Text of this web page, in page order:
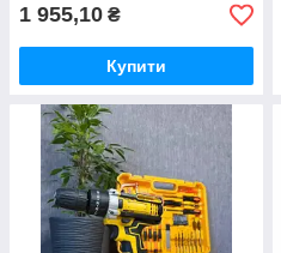
1 955,10 ₴
Купити